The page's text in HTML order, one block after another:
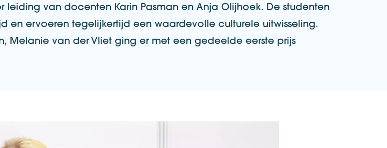
leiding van docenten Karin Pasman en Anja Olijhoek. De studenten
en ervoeren tegelijkertijd een waardevolle culturele uitwisseling.
Melanie van der Vliet ging er met een gedeelde eerste prijs